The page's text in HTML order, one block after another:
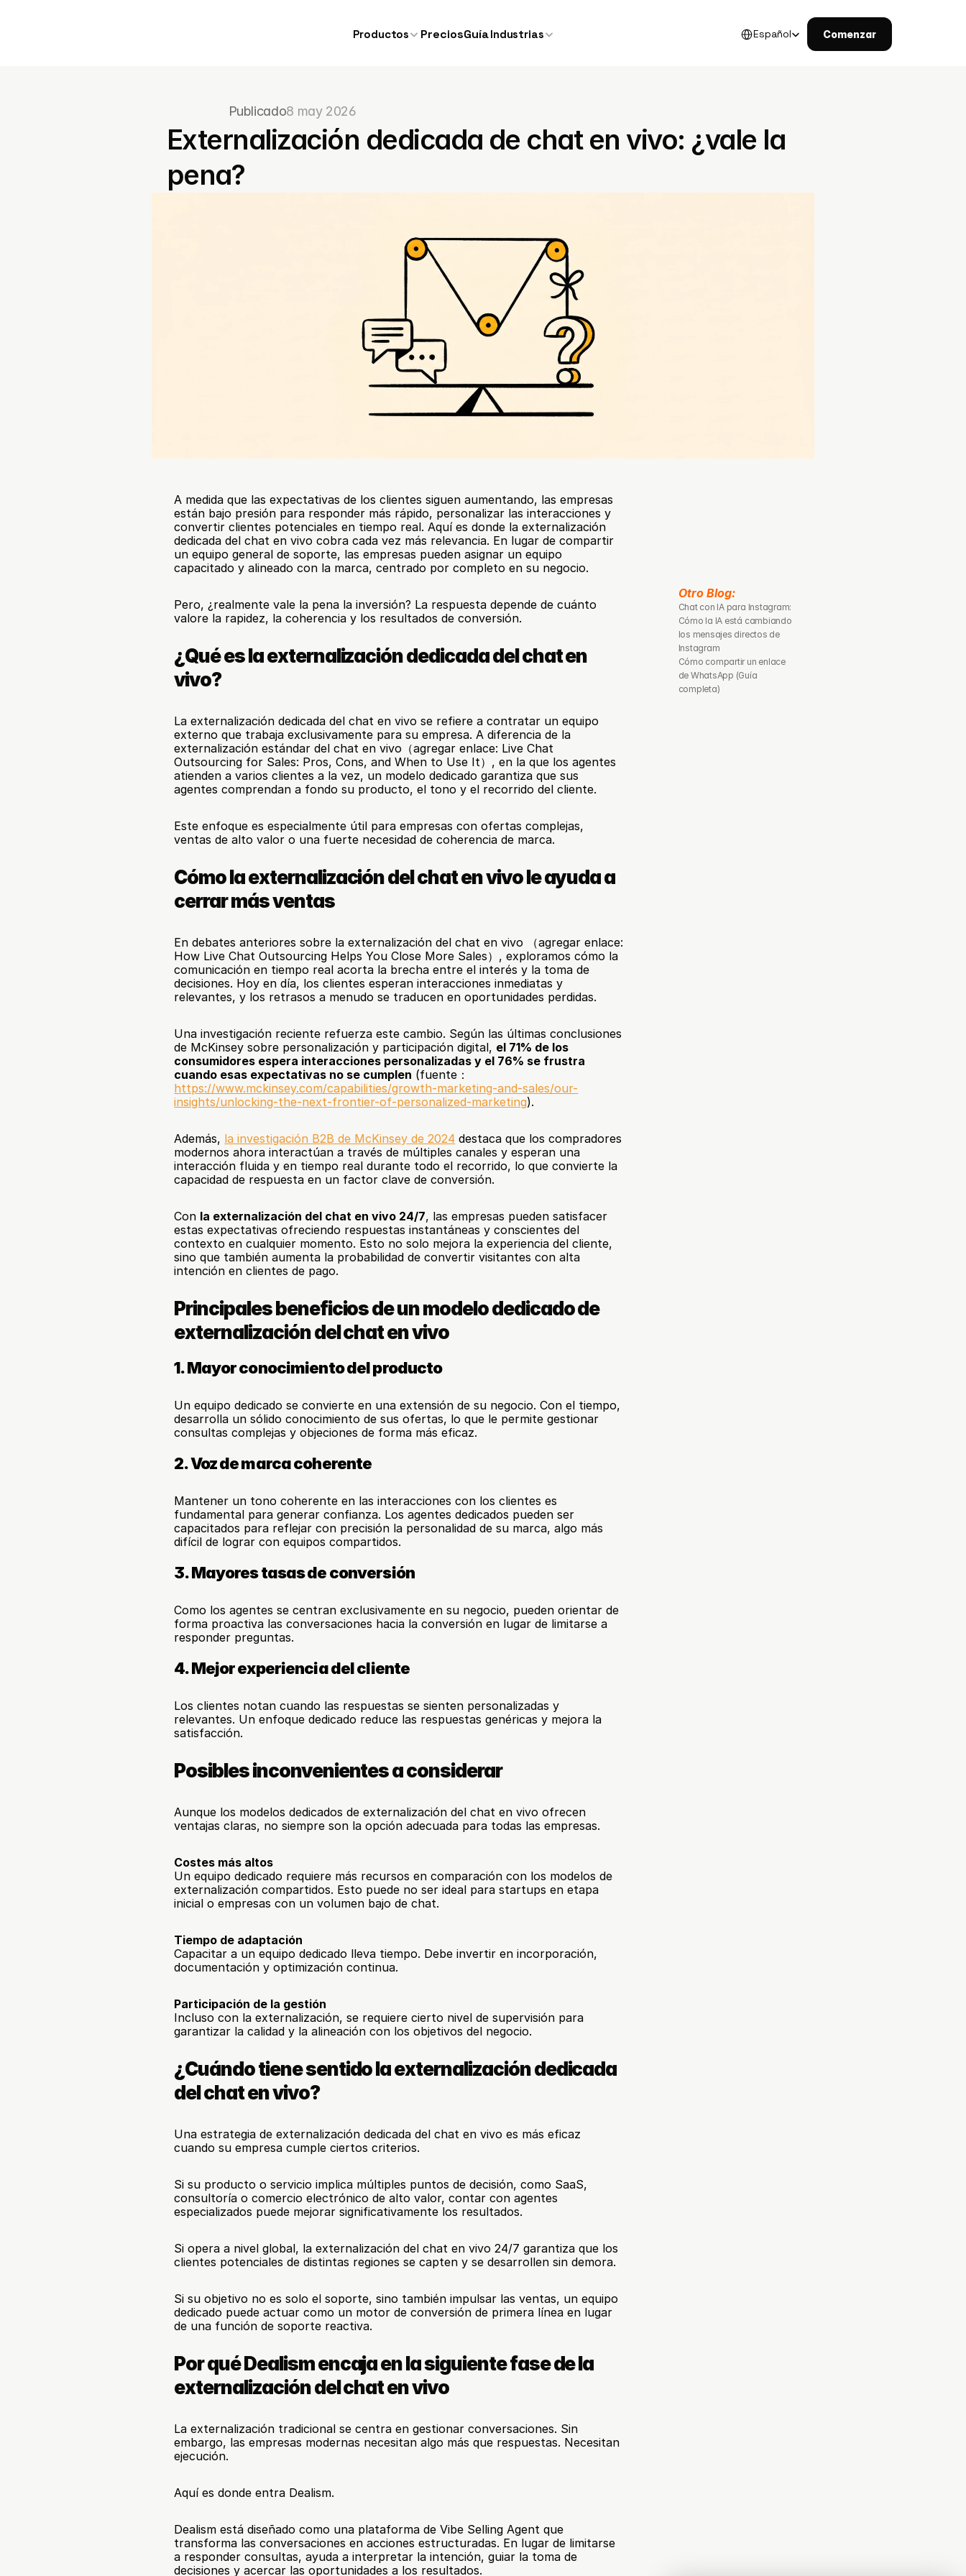
Productos PreciosGuíaIndustrias Español Comenzar
Publicado8 may 2026
Externalización dedicada de chat en vivo: ¿vale la
pena?
A medida que las expectativas de los clientes siguen aumentando, las empresas
están bajo presión para responder más rápido, personalizar las interacciones y
convertir clientes potenciales en tiempo real. Aquí es donde la externalización
dedicada del chat en vivo cobra cada vez más relevancia. En lugar de compartir
un equipo general de soporte, las empresas pueden asignar un equipo
capacitado y alineado con la marca, centrado por completo en su negocio.
Pero, ¿realmente vale la pena la inversión? La respuesta depende de cuánto
valore la rapidez, la coherencia y los resultados de conversión.
¿Qué es la externalización dedicada del chat en
vivo?
La externalización dedicada del chat en vivo se refiere a contratar un equipo
externo que trabaja exclusivamente para su empresa. A diferencia de la
externalización estándar del chat en vivo（agregar enlace: Live Chat
Outsourcing for Sales: Pros, Cons, and When to Use It）, en la que los agentes
atienden a varios clientes a la vez, un modelo dedicado garantiza que sus
agentes comprendan a fondo su producto, el tono y el recorrido del cliente.
Este enfoque es especialmente útil para empresas con ofertas complejas,
ventas de alto valor o una fuerte necesidad de coherencia de marca.
Cómo la externalización del chat en vivo le ayuda a
cerrar más ventas
En debates anteriores sobre la externalización del chat en vivo （agregar enlace:
How Live Chat Outsourcing Helps You Close More Sales）, exploramos cómo la
comunicación en tiempo real acorta la brecha entre el interés y la toma de
decisiones. Hoy en día, los clientes esperan interacciones inmediatas y
relevantes, y los retrasos a menudo se traducen en oportunidades perdidas.
Una investigación reciente refuerza este cambio. Según las últimas conclusiones
de McKinsey sobre personalización y participación digital, el 71% de los
consumidores espera interacciones personalizadas y el 76% se frustra
cuando esas expectativas no se cumplen
https://www.mckinsey.com/capabilities/growth-marketing-and-sales/our-
insights/unlocking-the-next-frontier-of-personalized-marketing).
Además, la investigación B2B de McKinsey de 2024 destaca que los compradores
modernos ahora interactúan a través de múltiples canales y esperan una
interacción fluida y en tiempo real durante todo el recorrido, lo que convierte la
capacidad de respuesta en un factor clave de conversión.
Con la externalización del chat en vivo 24/7, las empresas pueden satisfacer
estas expectativas ofreciendo respuestas instantáneas y conscientes del
contexto en cualquier momento. Esto no solo mejora la experiencia del cliente,
sino que también aumenta la probabilidad de convertir visitantes con alta
intención en clientes de pago.
Principales beneficios de un modelo dedicado de
externalización del chat en vivo
1. Mayor conocimiento del producto
Un equipo dedicado se convierte en una extensión de su negocio. Con el tiempo,
desarrolla un sólido conocimiento de sus ofertas, lo que le permite gestionar
consultas complejas y objeciones de forma más eficaz.
2. Voz de marca coherente
Mantener un tono coherente en las interacciones con los clientes es
fundamental para generar confianza. Los agentes dedicados pueden ser
capacitados para reflejar con precisión la personalidad de su marca, algo más
difícil de lograr con equipos compartidos.
3. Mayores tasas de conversión
Como los agentes se centran exclusivamente en su negocio, pueden orientar de
forma proactiva las conversaciones hacia la conversión en lugar de limitarse a
responder preguntas.
4. Mejor experiencia del cliente
Los clientes notan cuando las respuestas se sienten personalizadas y
relevantes. Un enfoque dedicado reduce las respuestas genéricas y mejora la
satisfacción.
Posibles inconvenientes a considerar
Aunque los modelos dedicados de externalización del chat en vivo ofrecen
ventajas claras, no siempre son la opción adecuada para todas las empresas.
Costes más altos
Un equipo dedicado requiere más recursos en comparación con los modelos de
externalización compartidos. Esto puede no ser ideal para startups en etapa
inicial o empresas con un volumen bajo de chat.
Tiempo de adaptación
Capacitar a un equipo dedicado lleva tiempo. Debe invertir en incorporación,
documentación y optimización continua.
Participación de la gestión
Incluso con la externalización, se requiere cierto nivel de supervisión para
garantizar la calidad y la alineación con los objetivos del negocio.
¿Cuándo tiene sentido la externalización dedicada
del chat en vivo?
Una estrategia de externalización dedicada del chat en vivo es más eficaz
cuando su empresa cumple ciertos criterios.
Si su producto o servicio implica múltiples puntos de decisión, como SaaS,
consultoría o comercio electrónico de alto valor, contar con agentes
especializados puede mejorar significativamente los resultados.
Si opera a nivel global, la externalización del chat en vivo 24/7 garantiza que los
clientes potenciales de distintas regiones se capten y se desarrollen sin demora.
Si su objetivo no es solo el soporte, sino también impulsar las ventas, un equipo
dedicado puede actuar como un motor de conversión de primera línea en lugar
de una función de soporte reactiva.
Por qué Dealism encaja en la siguiente fase de la
externalización del chat en vivo
La externalización tradicional se centra en gestionar conversaciones. Sin
embargo, las empresas modernas necesitan algo más que respuestas. Necesitan
ejecución.
Aquí es donde entra Dealism.
Dealism está diseñado como una plataforma de Vibe Selling Agent que
transforma las conversaciones en acciones estructuradas. En lugar de limitarse
a responder consultas, ayuda a interpretar la intención, guiar la toma de
decisiones y acercar las oportunidades a los resultados.
Otro Blog:
Chat con IA para Instagram:
Cómo la IA está cambiando
los mensajes directos de
Instagram
Cómo compartir un enlace
de WhatsApp (Guía
completa)